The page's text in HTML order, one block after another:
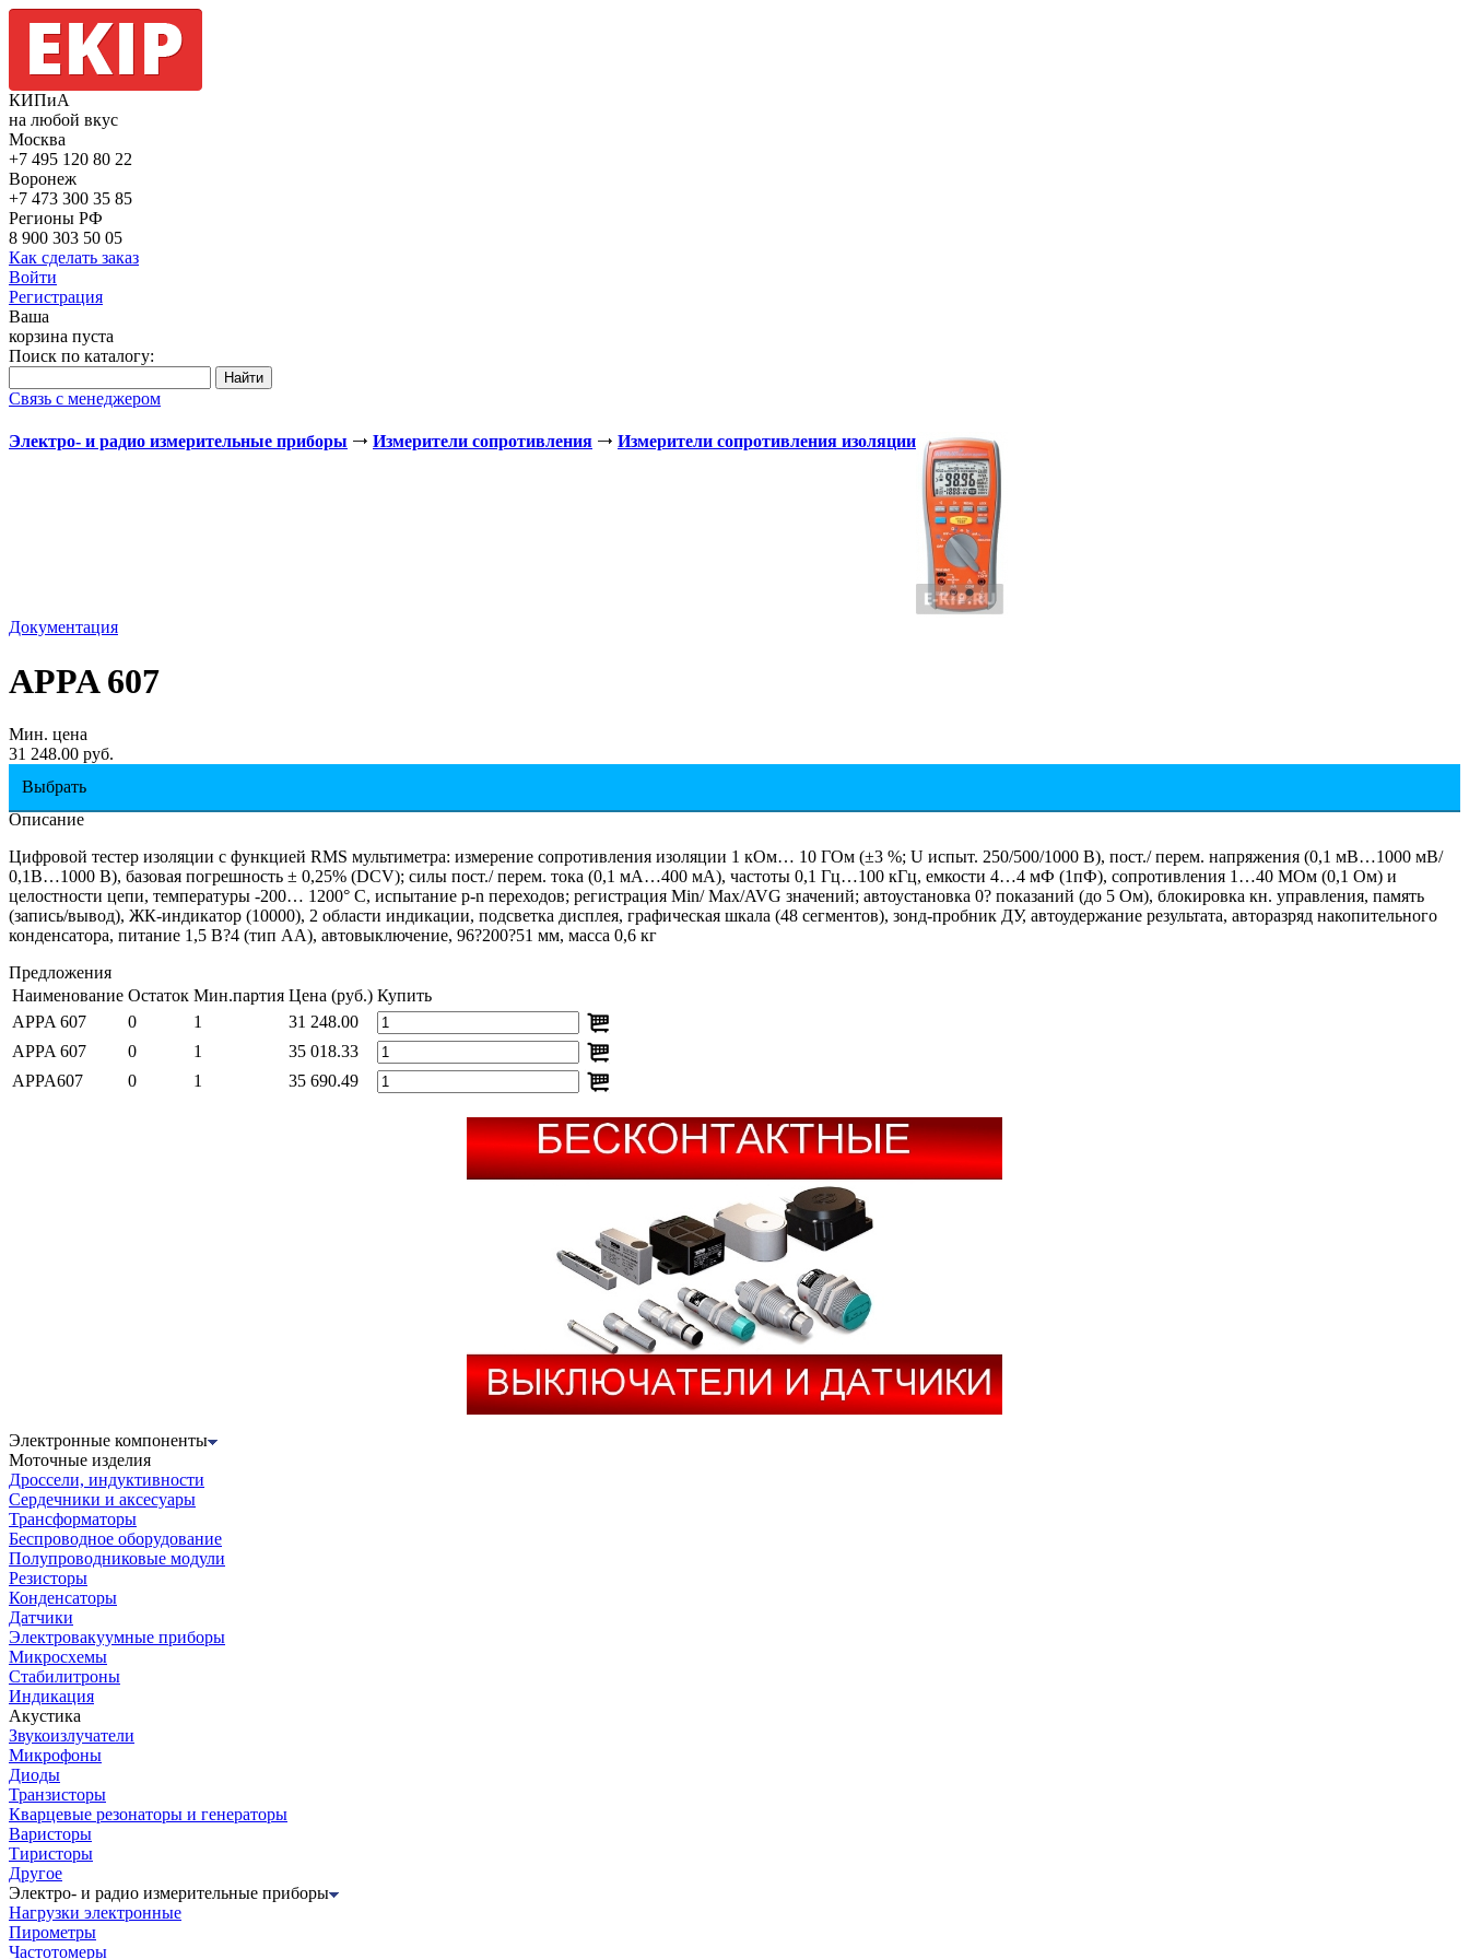
КИПиА
на любой вкус
Москва
+7 495 120 80 22
Воронеж
+7 473 300 35 85
Регионы РФ
8 900 303 50 05
Как сделать заказ
Войти
Регистрация
Ваша
корзина пуста
Поиск по каталогу:
Связь с менеджером
Электро- и радио измерительные приборы Измерители сопротивления Измерители сопротивления изоляции
Документация
APPA 607
Мин. цена
31 248.00 руб.
Выбрать
Описание
Цифровой тестер изоляции с функцией RMS мультиметра: измерение сопротивления изоляции 1 кОм… 10 ГОм (±3 %; U испыт. 250/500/1000 В), пост./ перем. напряжения (0,1 мВ…1000 мВ/
0,1В…1000 В), базовая погрешность ± 0,25% (DCV); силы пост./ перем. тока (0,1 мА…400 мА), частоты 0,1 Гц…100 кГц, емкости 4…4 мФ (1пФ), сопротивления 1…40 МОм (0,1 Ом) и
целостности цепи, температуры -200… 1200° С, испытание p-n переходов; регистрация Min/ Max/AVG значений; автоустановка 0? показаний (до 5 Ом), блокировка кн. управления, память
(запись/вывод), ЖК-индикатор (10000), 2 области индикации, подсветка дисплея, графическая шкала (48 сегментов), зонд-пробник ДУ, автоудержание результата, авторазряд накопительного
конденсатора, питание 1,5 В?4 (тип АА), автовыключение, 96?200?51 мм, масса 0,6 кг
Предложения
Наименование Остаток Мин.партия Цена (руб.) Купить
APPA 607
0 1
31 248.00
APPA 607
0 1
35 018.33
APPA607
0 1 35 690.49
Электронные компоненты
Моточные изделия
Дроссели, индуктивности
Сердечники и аксесуары
Трансформаторы
Беспроводное оборудование
Полупроводниковые модули
Резисторы
Конденсаторы
Датчики
Электровакуумные приборы
Микросхемы
Стабилитроны
Индикация
Акустика
Звукоизлучатели
Микрофоны
Диоды
Транзисторы
Кварцевые резонаторы и генераторы
Варисторы
Тиристоры
Другое
Электро- и радио измерительные приборы
Нагрузки электронные
Пирометры
Частотомеры